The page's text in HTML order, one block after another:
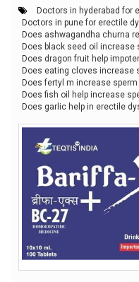
Doctors in hyderabad for
Doctors in pune for erectile
Does ashwagandha churna
Does black seed oil increase
Does dragon fruit help
Does eating cloves increase
Does fertyl m increase
Does fish oil help increase
Does garlic help in erectile